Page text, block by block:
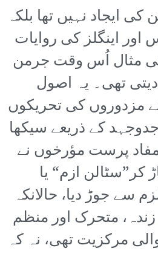
ایجاد نہیں تھا بلکہ
اینگلز کی روایات
مثال اُس وقت جرمن
تھی۔ یہ اصول
مزدوروں کی تحریکوں
کے ذریعے سیکھا
مفاد پرست مؤرخوں نے
ازم“ یا
سے جوڑ دیا، حالانکہ
متحرک اور منظم
مرکزیت تھی، نہ کہ